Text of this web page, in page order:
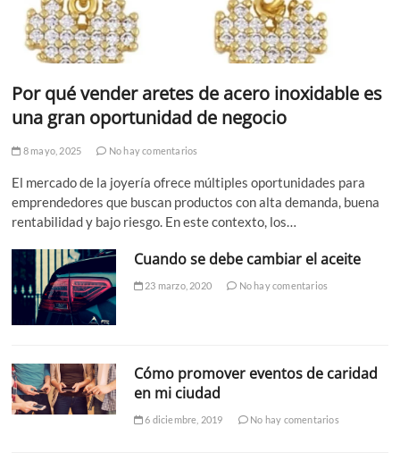
Por qué vender aretes de acero inoxidable es
una gran oportunidad de negocio
8 mayo, 2025 No hay comentarios
El mercado de la joyería ofrece múltiples oportunidades para
emprendedores que buscan productos con alta demanda, buena
rentabilidad y bajo riesgo. En este contexto, los…
Cuando se debe cambiar el aceite
23 marzo, 2020 No hay comentarios
Cómo promover eventos de caridad
en mi ciudad
6 diciembre, 2019 No hay comentarios